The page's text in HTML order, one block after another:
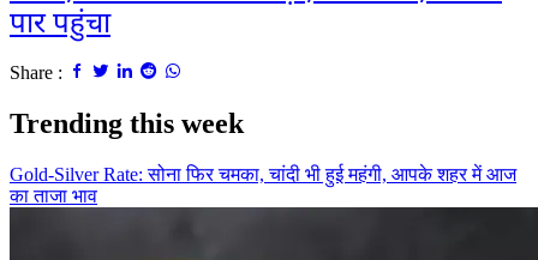
पार पहुंचा
Share :
Trending this week
Gold-Silver Rate: सोना फिर चमका, चांदी भी हुई महंगी, आपके शहर में आज
का ताजा भाव